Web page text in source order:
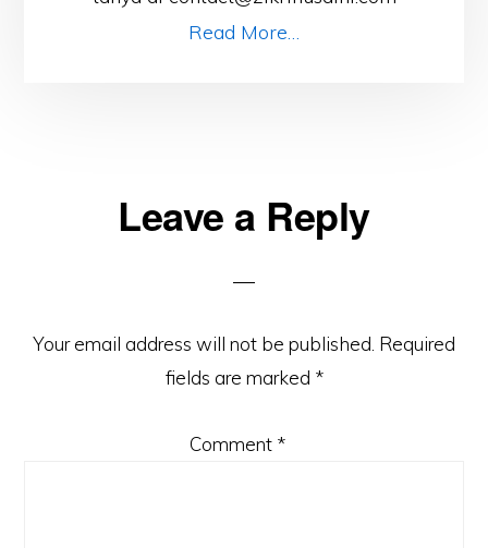
Read More…
ReaderLeave a Reply
Your email address will not be published. Required
fields are marked *
Comment *